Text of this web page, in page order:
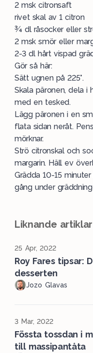
2 msk citronsaft
rivet skal av 1 citron
¾ dl råsocker eller
2 msk smör eller
2-3 dl hårt vispad
Gör så här:
Sätt ugnen på 225°.
Skala päronen, dela i
med en tesked.
Lägg päronen i en
flata sidan neråt.
mörknar.
Strö citronskal och
margarin. Häll ev
Grädda 10-15
gång under
Liknande artiklar
25 Apr, 2022
Roy Fares tipsar:
desserten
Jozo Glavas
3 Mar, 2022
Fössta tossdan i
till massipantåta